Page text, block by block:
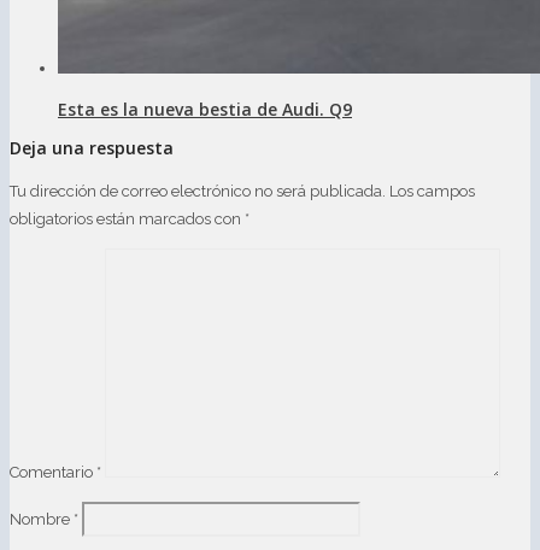
Esta es la nueva bestia de Audi. Q9
Deja una respuesta
Tu dirección de correo electrónico no será publicada. Los campos
obligatorios están marcados con *
Comentario *
Nombre *